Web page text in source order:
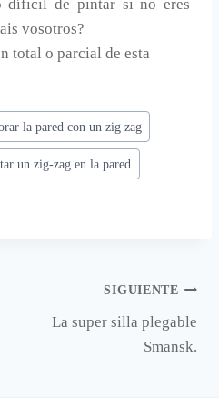
díficil de pintar si no eres
vosotros?
total o parcial de esta
la pared con un zig zag
un zig-zag en la pared
SIGUIENTE
La super silla plegable
Smansk.